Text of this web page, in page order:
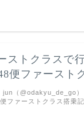
ストクラスで
便ファースト
jun（@odakyu_de_go
ファーストクラス搭乗